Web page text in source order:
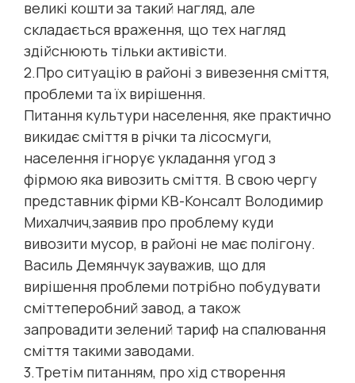
великі кошти за такий нагляд, але
складається враження, що тех нагляд
здійснюють тільки активісти.
2.Про ситуацію в районі з вивезення сміття,
проблеми та їх вирішення.
Питання культури населення, яке практично
викидає сміття в річки та лісосмуги,
населення ігнорує укладання угод з
фірмою яка вивозить сміття. В свою чергу
представник фірми КВ-Консалт Володимир
Михалчич,заявив про проблему куди
вивозити мусор, в районі не має полігону.
Василь Демянчук зауважив, що для
вирішення проблеми потрібно побудувати
сміттеперобний завод, а також
запровадити зелений тариф на спалювання
сміття такими заводами.
3.Третім питанням, про хід створення